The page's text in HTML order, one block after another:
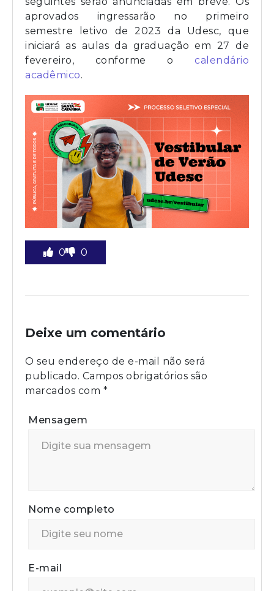
aprovados ingressarão no primeiro
semestre letivo de 2023 da Udesc, que
iniciará as aulas da graduação em 27 de
fevereiro, conforme o calendário
acadêmico.
0 0
Deixe um comentário
O seu endereço de e-mail não será
publicado. Campos obrigatórios são
marcados com *
Mensagem
Nome completo
E-mail